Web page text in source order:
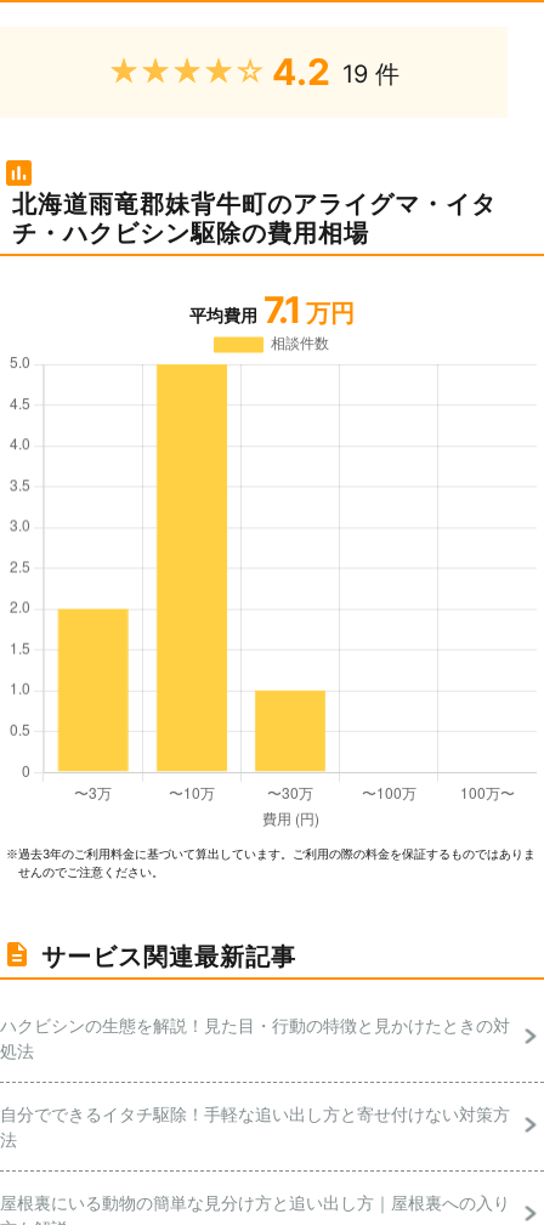
★★★★★ 4.2 19 件
北海道雨竜郡妹背牛町のアライグマ・イタ
チ・ハクビシン駆除の費用相場
平均費用 7.1 万円
※過去3年のご利⽤料⾦に基づいて算出しています。ご利⽤の際の料⾦を保証するものではありま
せんのでご注意ください。
サービス関連最新記事
ハクビシンの生態を解説！見た目・行動の特徴と見かけたときの対
処法
自分でできるイタチ駆除！手軽な追い出し方と寄せ付けない対策方
法
屋根裏にいる動物の簡単な見分け方と追い出し方｜屋根裏への入り